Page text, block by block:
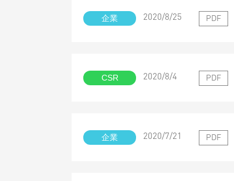
企業 2020/8/25 PDF
CSR 2020/8/4 PDF
企業 2020/7/21 PDF